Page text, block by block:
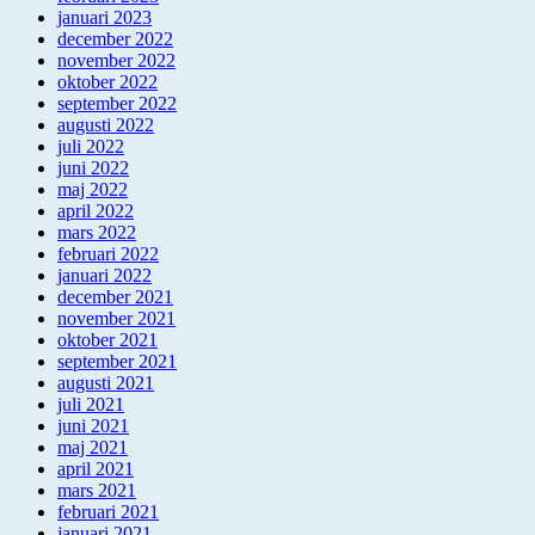
januari 2023
december 2022
november 2022
oktober 2022
september 2022
augusti 2022
juli 2022
juni 2022
maj 2022
april 2022
mars 2022
februari 2022
januari 2022
december 2021
november 2021
oktober 2021
september 2021
augusti 2021
juli 2021
juni 2021
maj 2021
april 2021
mars 2021
februari 2021